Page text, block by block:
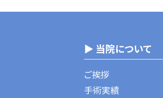
▶ 当院について
ご挨拶
手術実績